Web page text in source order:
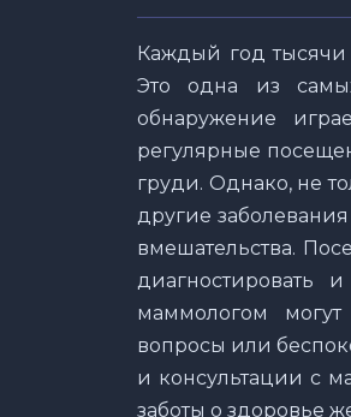
Каждый год
Это одна из
обнаружение
регулярные
груди. Однако, не
другие
вмешательства.
диагностировать
маммологом
вопросы или
и консультации с
заботы о здоровье